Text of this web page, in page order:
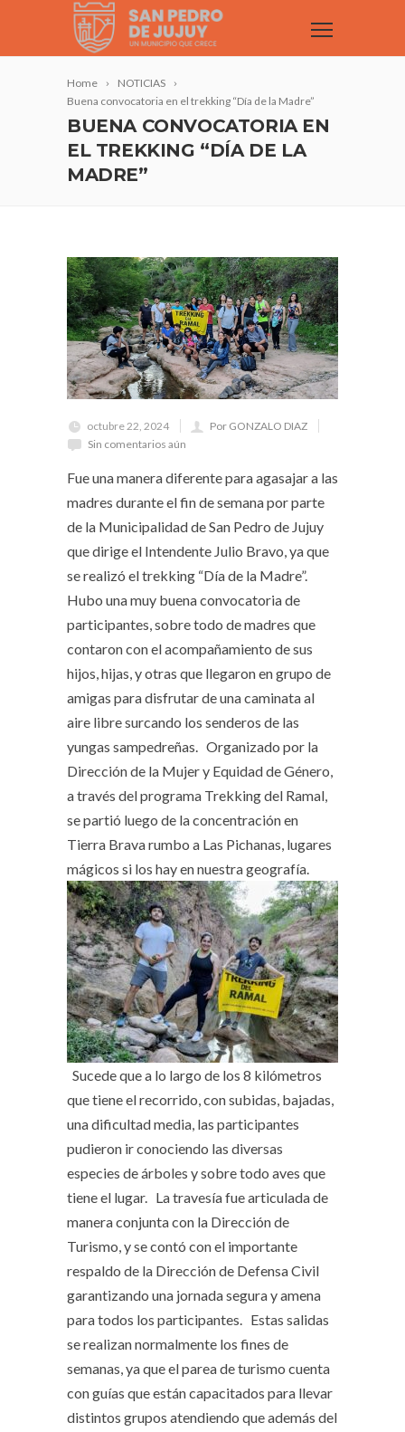
Home
NOTICIAS
Buena convocatoria en el trekking “Día de la Madre”
BUENA CONVOCATORIA EN
EL TREKKING “DÍA DE LA
MADRE”
octubre 22, 2024
Por GONZALO DIAZ
Sin comentarios aún
Fue una manera diferente para agasajar a las
madres durante el fin de semana por parte
de la Municipalidad de San Pedro de Jujuy
que dirige el Intendente Julio Bravo, ya que
se realizó el trekking “Día de la Madre”.
Hubo una muy buena convocatoria de
participantes, sobre todo de madres que
contaron con el acompañamiento de sus
hijos, hijas, y otras que llegaron en grupo de
amigas para disfrutar de una caminata al
aire libre surcando los senderos de las
yungas sampedreñas. Organizado por la
Dirección de la Mujer y Equidad de Género,
a través del programa Trekking del Ramal,
se partió luego de la concentración en
Tierra Brava rumbo a Las Pichanas, lugares
mágicos si los hay en nuestra geografía.
Sucede que a lo largo de los 8 kilómetros
que tiene el recorrido, con subidas, bajadas,
una dificultad media, las participantes
pudieron ir conociendo las diversas
especies de árboles y sobre todo aves que
tiene el lugar. La travesía fue articulada de
manera conjunta con la Dirección de
Turismo, y se contó con el importante
respaldo de la Dirección de Defensa Civil
garantizando una jornada segura y amena
para todos los participantes. Estas salidas
se realizan normalmente los fines de
semanas, ya que el parea de turismo cuenta
con guías que están capacitados para llevar
distintos grupos atendiendo que además del